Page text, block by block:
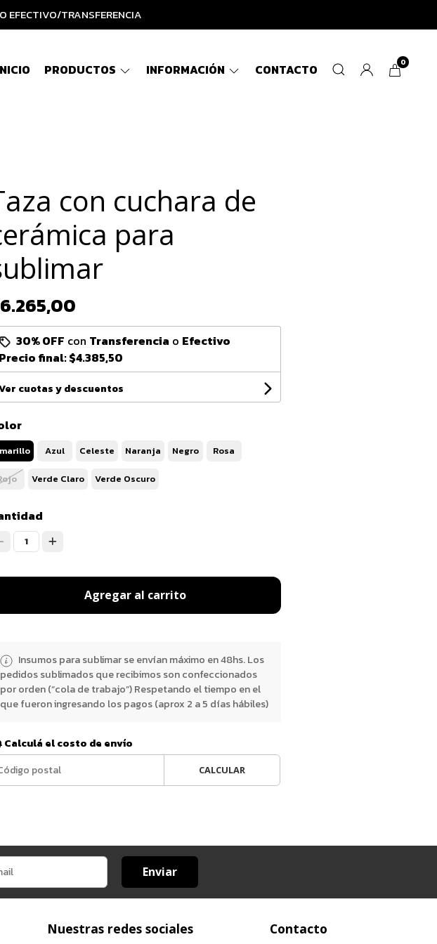
EFECTIVO/TRANSFERENCIA
PRODUCTOS INFORMACIÓN CONTACTO 0
con cuchara de
para
30% OFF con Transferencia o Efectivo
Precio final:$4.385,50
cuotas y descuentos
Azul Celeste Naranja Negro Rosa
Verde Claro Verde Oscuro
1
Agregar al carrito
Insumos para sublimar se envían máximo en 48hs. Los
pedidos sublimados que recibimos son confeccionados
por orden (“cola de trabajo”) Respetando el tiempo en el
que fueron ingresando los pagos (aprox 2 a 5 días hábiles)
Calculá el costo de envío
CALCULAR
Enviar
Nuestras redes sociales Contacto